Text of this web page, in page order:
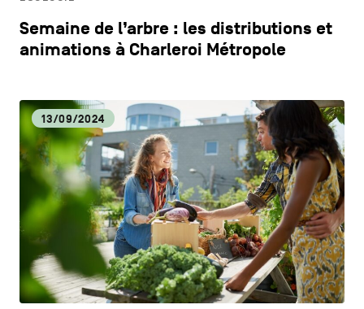
Semaine de l’arbre : les distributions et
animations à Charleroi Métropole
13/09/2024